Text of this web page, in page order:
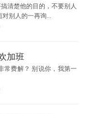
清楚他的目的，不要别人
答什么。 2、面对别人的一再询...
加班